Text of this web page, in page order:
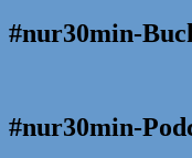
#nur30min-
#nur30min-